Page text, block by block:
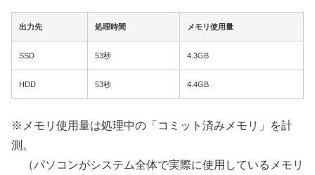
出力先 処理時間 メモリ使用量
SSD 53秒 4.3GB
HDD 53秒 4.4GB
※メモリ使用量は処理中の「コミット済みメモリ」を計
測。
（パソコンがシステム全体で実際に使用しているメモリ